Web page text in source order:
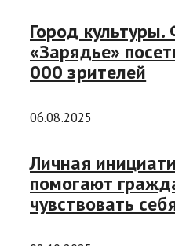
Город культуры.
«Зарядье»
000 зрителей
06.08.2025
Личная
помогают
чувствовать